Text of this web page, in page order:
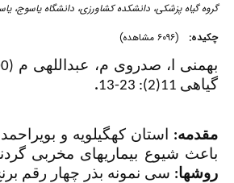
گروه گیاه پزشکی، دانشکده کشاورزی، دانشگاه یاسوج،
چکیده:
(۶۰۹۶ مشاهده)
بهمنی ا، صدروی م، عبداللهی م (1400)
گیاهی 11(2): 23-13
.
مقدمه: استان کهگیلویه و
باعث شیوع بیماریهای مخربی
روشها: سی نمونه بذر چهار رقم